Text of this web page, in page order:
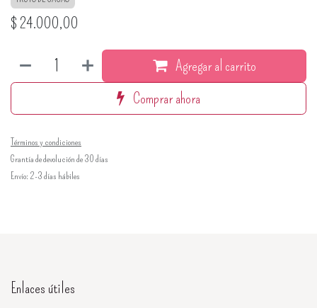
$ 24.000,00
Agregar al carrito
Comprar ahora
Términos y condiciones
Grantía de devolución de 30 días
Envío: 2-3 días hábiles
Enlaces útiles